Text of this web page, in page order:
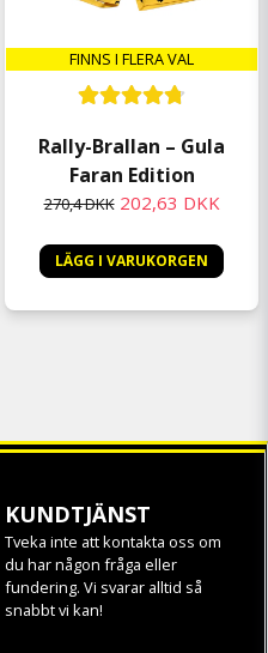
FINNS I FLERA VAL
Rally-Brallan – Gula
Faran Edition
270,4 DKK 202,63 DKK
LÄGG I VARUKORGEN
KUNDTJÄNST
Tveka inte att kontakta oss om
du har någon fråga eller
fundering. Vi svarar alltid så
snabbt vi kan!